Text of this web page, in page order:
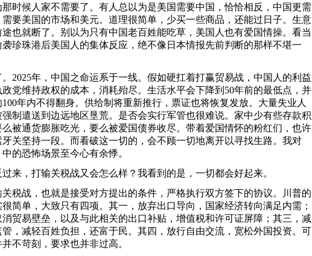
那时候人家不需要了。有人总以为是美国需要中国，恰恰相反，中国更需
要美国的市场和美元。道理很简单，少买一些商品，还能过日子。生意
途也就断了。别以为只有中国老百姓能吃草，美国人也有爱国情操。看当
珍珠港后美国人的集体反应，绝不像日本情报先前判断的那样不堪一
2025年，中国之命运系于一线。假如硬扛着打赢贸易战，中国人的利益
党维持政权的成本，消耗殆尽。生活水平会下降到50年前的最低点，并
年内不得翻身。供给制将重新推行，票证也将恢复发放。大量失业人
强制遣送到边远地区垦荒。是否会实行军管也很难说。家中少有些存款积
被通货膨胀吃光，要么被爱国债券收尽。带着爱国情怀的粉红们，也许
关坚持一段。而看破这一切的，会不顾一切地离开以寻找生路。我对
中的恐怖场景至今心有余悸。
来，打输关税战又会怎么样？我看到的是，一切都会好起来。
关税战，也就是接受对方提出的条件，严格执行双方签下的协议。川普的
简单，大致只有四项。其一，放弃出口导向，国家经济转向满足内需；
贸易壁垒，以及与此相关的出口补贴，增值税和许可证屏障；其三，减
管，减轻百姓负担，还富于民。其四，放行自由交流，宽松外国投资。可
并不苛刻，要求也并非过高。